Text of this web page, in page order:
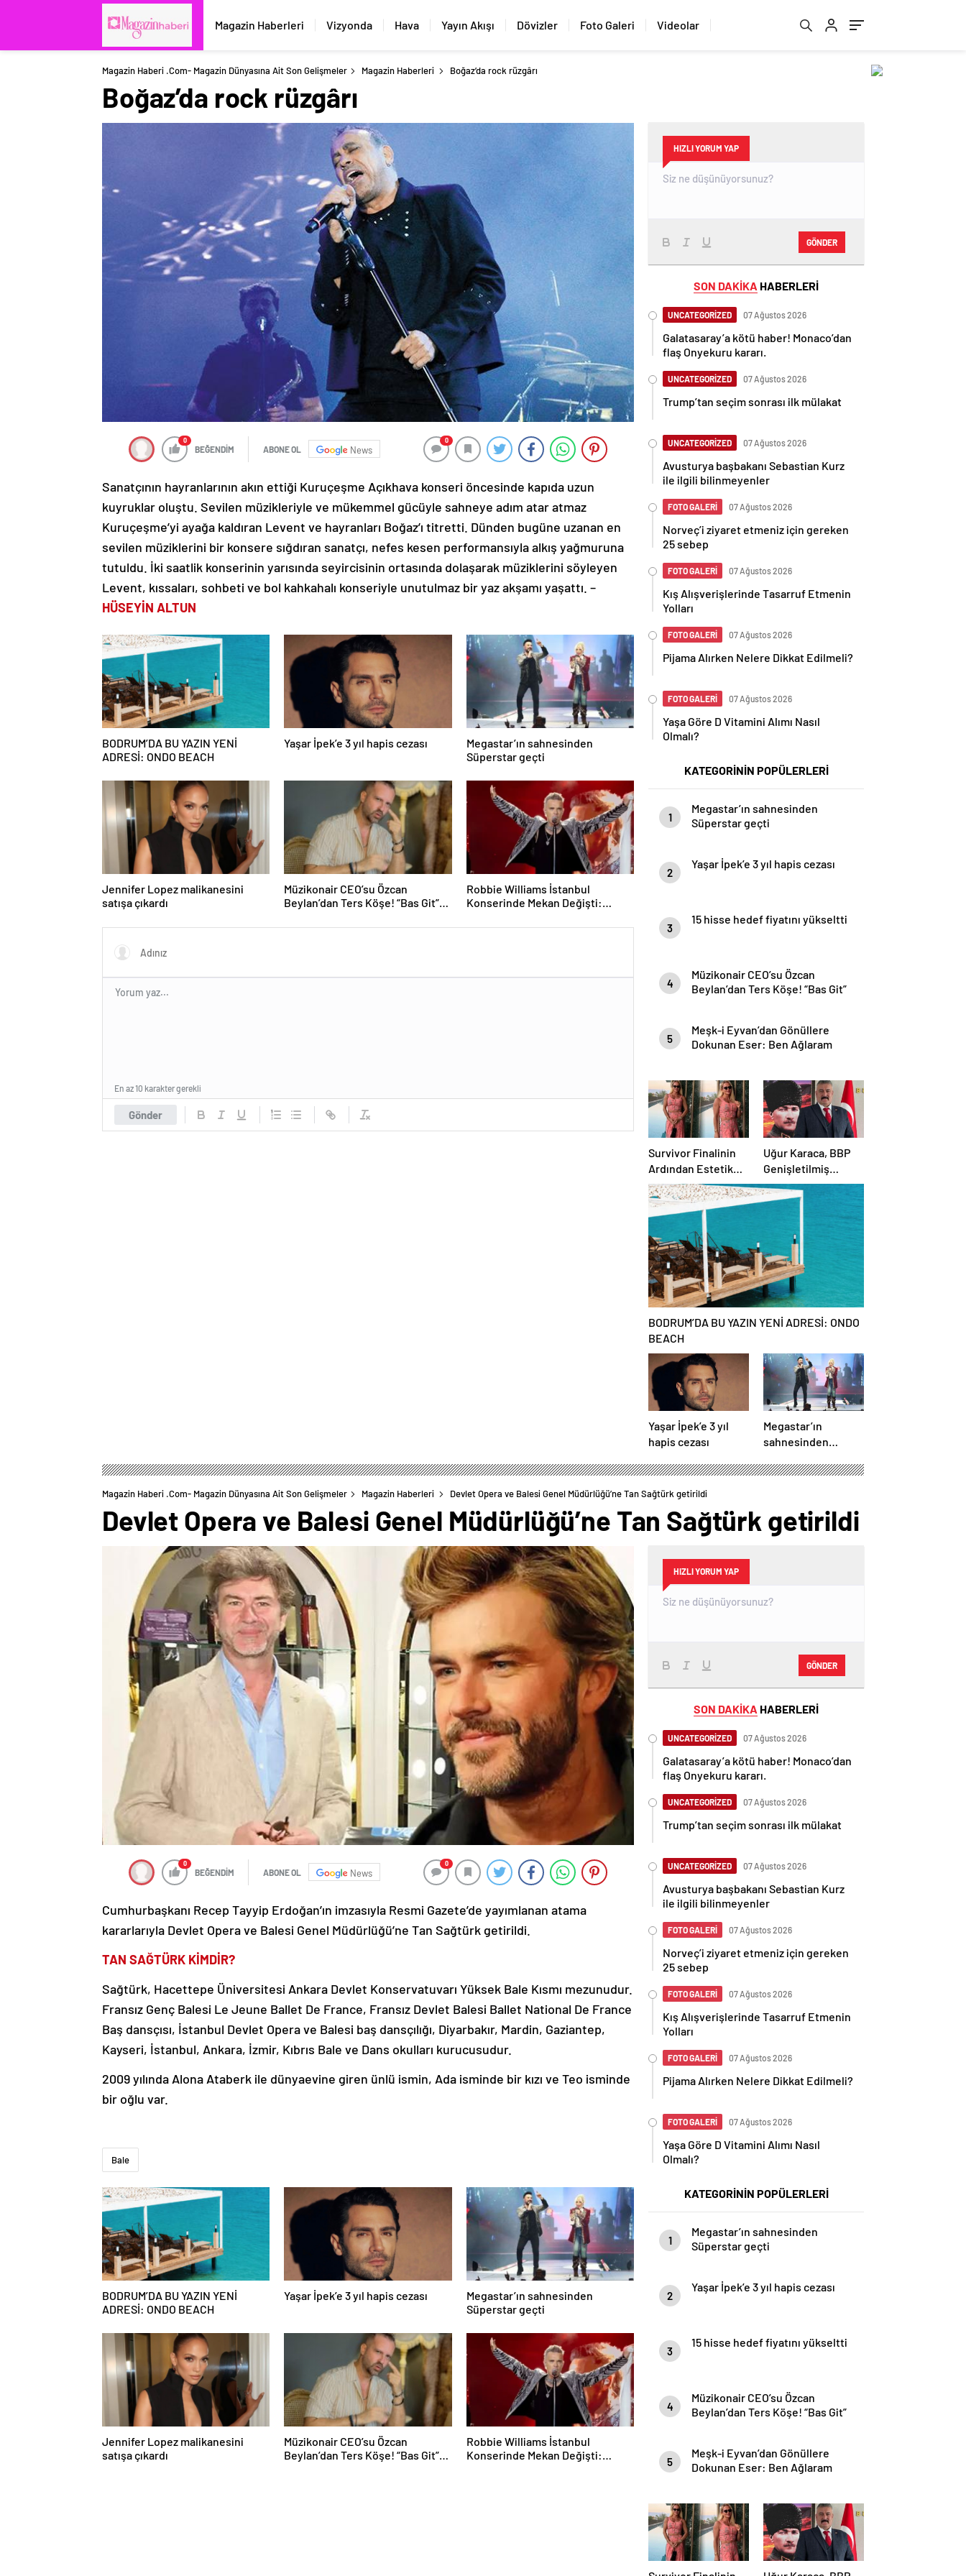
Magazin Haberleri Vizyonda Hava Yayın Akışı Dövizler Foto Galeri Videolar
Magazin Haberi .com- Magazin Dünyasına Ait Son Gelişmeler Magazin Haberleri Boğaz’da rock rüzgârı
Boğaz’da rock rüzgârı
0
BEĞENDİM ABONE OL News
0
Sanatçının hayranlarının akın ettiği Kuruçeşme Açıkhava konseri öncesinde kapıda uzun
kuyruklar oluştu. Sevilen müzikleriyle ve mükemmel gücüyle sahneye adım atar atmaz
Kuruçeşme’yi ayağa kaldıran Levent ve hayranları Boğaz’ı titretti. Dünden bugüne uzanan en
sevilen müziklerini bir konsere sığdıran sanatçı, nefes kesen performansıyla alkış yağmuruna
tutuldu. İki saatlik konserinin yarısında seyircisinin ortasında dolaşarak müziklerini söyleyen
Levent, kıssaları, sohbeti ve bol kahkahalı konseriyle unutulmaz bir yaz akşamı yaşattı. –
HÜSEYİN ALTUN
BODRUM’DA BU YAZIN YENİ
ADRESİ: ONDO BEACH
Yaşar İpek’e 3 yıl hapis cezası
Megastar’ın sahnesinden
Süperstar geçti
Jennifer Lopez malikanesini
satışa çıkardı
Müzikonair CEO’su Özcan
Beylan’dan Ters Köşe! “Bas Git”
Attı!
Robbie Williams İstanbul
Konserinde Mekan Değişti:
Taşındı!
Gönder
En az 10 karakter gerekli
HIZLI YORUM YAP
GÖNDER
SON DAKİKA HABERLERİ
UNCATEGORİZED 07 Ağustos 2026
Galatasaray’a kötü haber! Monaco’dan
flaş Onyekuru kararı.
UNCATEGORİZED 07 Ağustos 2026
Trump’tan seçim sonrası ilk mülakat
UNCATEGORİZED 07 Ağustos 2026
Avusturya başbakanı Sebastian Kurz
ile ilgili bilinmeyenler
FOTO GALERİ 07 Ağustos 2026
Norveç’i ziyaret etmeniz için gereken
25 sebep
FOTO GALERİ 07 Ağustos 2026
Kış Alışverişlerinde Tasarruf Etmenin
Yolları
FOTO GALERİ 07 Ağustos 2026
Pijama Alırken Nelere Dikkat Edilmeli?
FOTO GALERİ 07 Ağustos 2026
Yaşa Göre D Vitamini Alımı Nasıl
Olmalı?
KATEGORİNİN POPÜLERLERİ
1
Megastar’ın sahnesinden
Süperstar geçti
2
Yaşar İpek’e 3 yıl hapis cezası
3
15 hisse hedef fiyatını yükseltti
4
Müzikonair CEO’su Özcan
Beylan’dan Ters Köşe! “Bas Git”
5
Meşk-i Eyvan’dan Gönüllere
Dokunan Eser: Ben Ağlaram
Survivor Finalinin
Ardından Estetik
Dokunuşuyla
Gündemde
Uğur Karaca, BBP
Genişletilmiş
Başkanlık
Divanı’nda görev
BODRUM’DA BU YAZIN YENİ ADRESİ: ONDO
BEACH
Yaşar İpek’e 3 yıl
hapis cezası
Megastar’ın
sahnesinden
Magazin Haberi .com- Magazin Dünyasına Ait Son Gelişmeler Magazin Haberleri Devlet Opera ve Balesi Genel Müdürlüğü’ne Tan Sağtürk getirildi
Devlet Opera ve Balesi Genel Müdürlüğü’ne Tan Sağtürk getirildi
0
BEĞENDİM ABONE OL News
0
Cumhurbaşkanı Recep Tayyip Erdoğan’ın imzasıyla Resmi Gazete’de yayımlanan atama
kararlarıyla Devlet Opera ve Balesi Genel Müdürlüğü’ne Tan Sağtürk getirildi.
TAN SAĞTÜRK KİMDİR?
Sağtürk, Hacettepe Üniversitesi Ankara Devlet Konservatuvarı Yüksek Bale Kısmı mezunudur.
Fransız Genç Balesi Le Jeune Ballet De France, Fransız Devlet Balesi Ballet National De France
Baş dansçısı, İstanbul Devlet Opera ve Balesi baş dansçılığı, Diyarbakır, Mardin, Gaziantep,
Kayseri, İstanbul, Ankara, İzmir, Kıbrıs Bale ve Dans okulları kurucusudur.
2009 yılında Alona Ataberk ile dünyaevine giren ünlü ismin, Ada isminde bir kızı ve Teo isminde
bir oğlu var.
Bale
BODRUM’DA BU YAZIN YENİ
ADRESİ: ONDO BEACH
Yaşar İpek’e 3 yıl hapis cezası
Megastar’ın sahnesinden
Süperstar geçti
Jennifer Lopez malikanesini
satışa çıkardı
Müzikonair CEO’su Özcan
Beylan’dan Ters Köşe! “Bas Git”
Robbie Williams İstanbul
Konserinde Mekan Değişti:
HIZLI YORUM YAP
GÖNDER
SON DAKİKA HABERLERİ
UNCATEGORİZED 07 Ağustos 2026
Galatasaray’a kötü haber! Monaco’dan
flaş Onyekuru kararı.
UNCATEGORİZED 07 Ağustos 2026
Trump’tan seçim sonrası ilk mülakat
UNCATEGORİZED 07 Ağustos 2026
Avusturya başbakanı Sebastian Kurz
ile ilgili bilinmeyenler
FOTO GALERİ 07 Ağustos 2026
Norveç’i ziyaret etmeniz için gereken
25 sebep
FOTO GALERİ 07 Ağustos 2026
Kış Alışverişlerinde Tasarruf Etmenin
Yolları
FOTO GALERİ 07 Ağustos 2026
Pijama Alırken Nelere Dikkat Edilmeli?
FOTO GALERİ 07 Ağustos 2026
Yaşa Göre D Vitamini Alımı Nasıl
Olmalı?
KATEGORİNİN POPÜLERLERİ
1
Megastar’ın sahnesinden
Süperstar geçti
2
Yaşar İpek’e 3 yıl hapis cezası
3
15 hisse hedef fiyatını yükseltti
4
Müzikonair CEO’su Özcan
Beylan’dan Ters Köşe! “Bas Git”
5
Meşk-i Eyvan’dan Gönüllere
Dokunan Eser: Ben Ağlaram